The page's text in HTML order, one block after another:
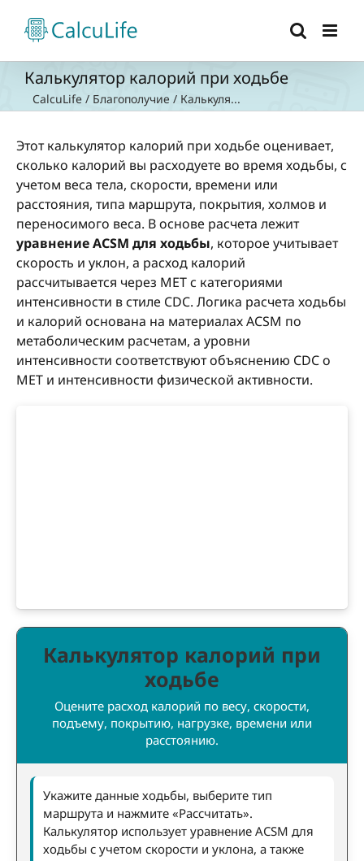
content
Калькулятор калорий при ходьбе
CalcuLife / Благополучие / Калькуля...
Этот калькулятор калорий при ходьбе оценивает,
сколько калорий вы расходуете во время ходьбы, с
учетом веса тела, скорости, времени или
расстояния, типа маршрута, покрытия, холмов и
переносимого веса. В основе расчета лежит
уравнение ACSM для ходьбы, которое учитывает
скорость и уклон, а расход калорий
рассчитывается через MET с категориями
интенсивности в стиле CDC. Логика расчета ходьбы
и калорий основана на материалах ACSM по
метаболическим расчетам, а уровни
интенсивности соответствуют объяснению CDC о
MET и интенсивности физической активности.
Калькулятор калорий при
ходьбе
Оцените расход калорий по весу, скорости,
подъему, покрытию, нагрузке, времени или
расстоянию.
Укажите данные ходьбы, выберите тип
маршрута и нажмите «Рассчитать».
Калькулятор использует уравнение ACSM для
ходьбы с учетом скорости и уклона, а также